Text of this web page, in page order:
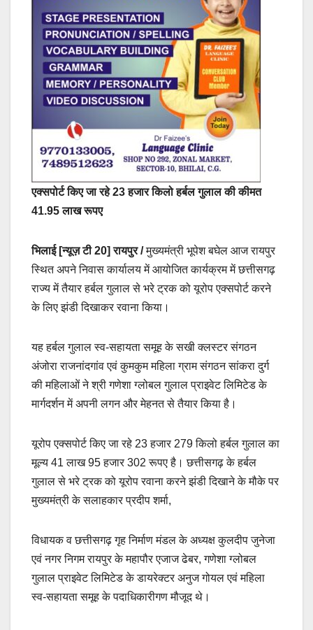
एक्सपोर्ट किए जा रहे 23 हजार किलो हर्बल गुलाल की कीमत
41.95 लाख रूपए
भिलाई [न्यूज़ टी 20] रायपुर /मुख्यमंत्री भूपेश बघेल आज रायपुर
स्थित अपने निवास कार्यालय में आयोजित कार्यक्रम में छत्तीसगढ़
राज्य में तैयार हर्बल गुलाल से भरे ट्रक को यूरोप एक्सपोर्ट करने
के लिए झंडी दिखाकर रवाना किया।
यह हर्बल गुलाल स्व-सहायता समूह के सखी क्लस्टर संगठन
अंजोरा राजनांदगांव एवं कुमकुम महिला ग्राम संगठन सांकरा दुर्ग
की महिलाओं ने श्री गणेशा ग्लोबल गुलाल प्राइवेट लिमिटेड के
मार्गदर्शन में अपनी लगन और मेहनत से तैयार किया है।
यूरोप एक्सपोर्ट किए जा रहे 23 हजार 279 किलो हर्बल गुलाल का
मूल्य 41 लाख 95 हजार 302 रूपए है। छत्तीसगढ़ के हर्बल
गुलाल से भरे ट्रक को यूरोप रवाना करने झंडी दिखाने के मौके पर
मुख्यमंत्री के सलाहकार प्रदीप शर्मा,
विधायक व छत्तीसगढ़ गृह निर्माण मंडल के अध्यक्ष कुलदीप जुनेजा
एवं नगर निगम रायपुर के महापौर एजाज ढेबर, गणेशा ग्लोबल
गुलाल प्राइवेट लिमिटेड के डायरेक्टर अनुज गोयल एवं महिला
स्व-सहायता समूह के पदाधिकारीगण मौजूद थे।